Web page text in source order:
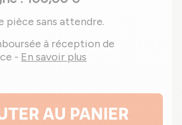
pièce sans attendre.
à réception de
- En savoir plus
AU PANIER